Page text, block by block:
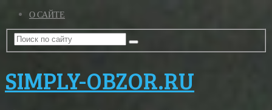
О САЙТЕ
SIMPLY-OBZOR.RU